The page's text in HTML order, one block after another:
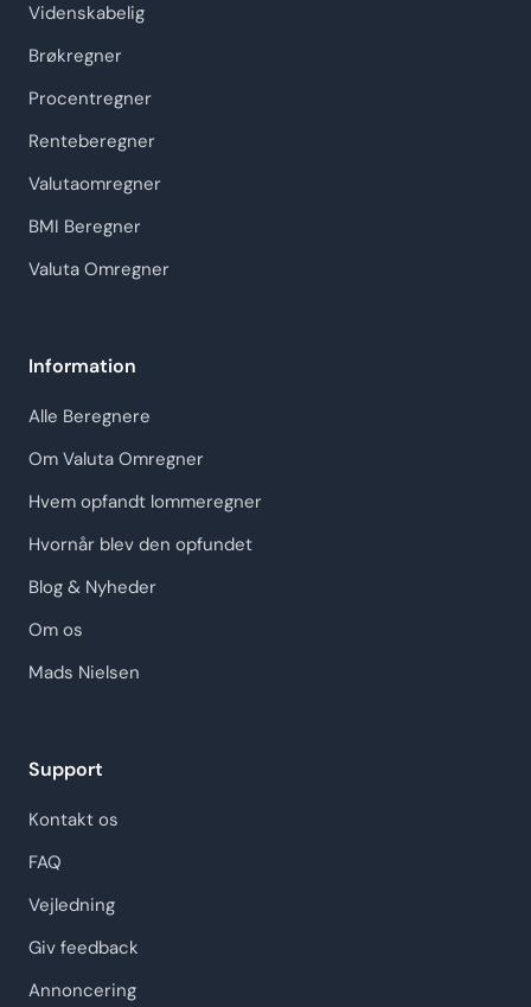
Videnskabelig
Brøkregner
Procentregner
Renteberegner
Valutaomregner
BMI Beregner
Valuta Omregner
Information
Alle Beregnere
Om Valuta Omregner
Hvem opfandt lommeregner
Hvornår blev den opfundet
Blog & Nyheder
Om os
Mads Nielsen
Support
Kontakt os
FAQ
Vejledning
Giv feedback
Annoncering